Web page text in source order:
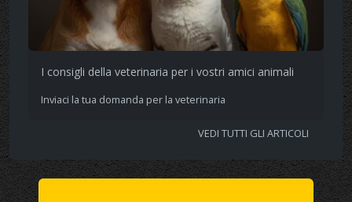
I consigli della veterinaria per i vostri amici animali
Inviaci la tua domanda per la veterinaria
VEDI TUTTI GLI ARTICOLI